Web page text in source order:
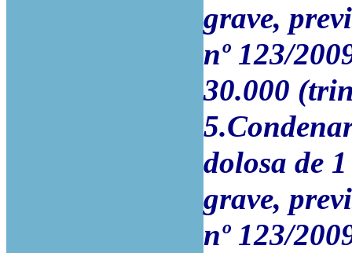
grave,
nº 123/
30.000
dolosa de
grave,
nº 123/